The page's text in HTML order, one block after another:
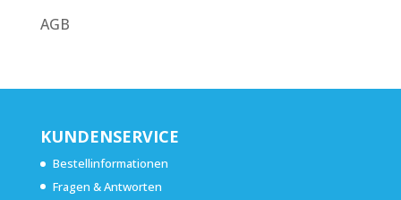
AGB
KUNDENSERVICE
Bestellinformationen
Fragen & Antworten